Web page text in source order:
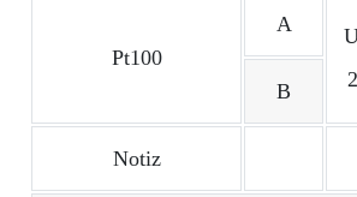
Pt100
A
B
Notiz